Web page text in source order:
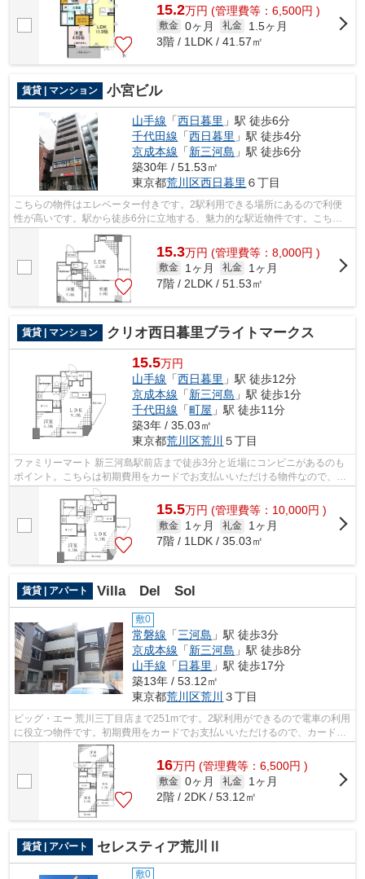
15.2万円 (管理費等：6,500円 )
敷金 0ヶ月 礼金
1.5ヶ月
3階 / 1LDK / 41.57㎡
賃貸 | マンション 小宮ビル
山手線 「西日暮里 」駅 徒歩6分
千代田線 「西日暮里 」駅 徒歩4分
京成本線 「新三河島 」駅 徒歩6分
築30年 / 51.53㎡
東京都荒川区西日暮里 ６丁目
こちらの物件はエレベーター付きです。2駅利用できる場所にあるので利便
性が高いです。駅から徒歩6分に立地する、魅力的な駅近物件です。こちら
の物件はマンションです。より多くの不...
15.3万円 (管理費等：8,000円 )
敷金 1ヶ月 礼金
1ヶ月
7階 / 2LDK / 51.53㎡
賃貸 | マンション クリオ西日暮里ブライトマークス
15.5万円
山手線 「西日暮里 」駅 徒歩12分
京成本線 「新三河島 」駅 徒歩1分
千代田線 「町屋 」駅 徒歩11分
築3年 / 35.03㎡
東京都荒川区荒川 ５丁目
ファミリーマート 新三河島駅前店まで徒歩3分と近場にコンビニがあるのも
ポイント。こちらは初期費用をカードでお支払いいただける物件なので、支
払い手続きの手間が省けます。きれい...
15.5万円 (管理費等：10,000円 )
敷金 1ヶ月 礼金
1ヶ月
7階 / 1LDK / 35.03㎡
賃貸 | アパート Villa Del Sol
敷0
常磐線 「三河島 」駅 徒歩3分
京成本線 「新三河島 」駅 徒歩8分
山手線 「 日暮里 」駅 徒歩17分
築13年 / 53.12㎡
東京都荒川区荒川 ３丁目
ビッグ・エー 荒川三丁目店まで251mです。2駅利用ができるので電車の利用
に役立つ物件です。初期費用をカードでお支払いいただけるので、カードで
決済したい方にもおすすめです。こち...
16万円 (管理費等：6,500円 )
敷金 0ヶ月 礼金
1ヶ月
2階 / 2DK / 53.12㎡
賃貸 | アパート セレスティア荒川Ⅱ
敷0